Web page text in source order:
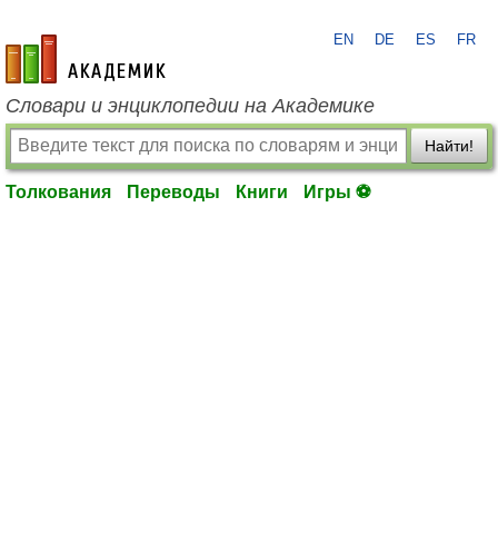
academic.ru
EN DE ES FR
Словари и энциклопедии на Академике
Найти!
Толкования Переводы Книги Игры ⚽